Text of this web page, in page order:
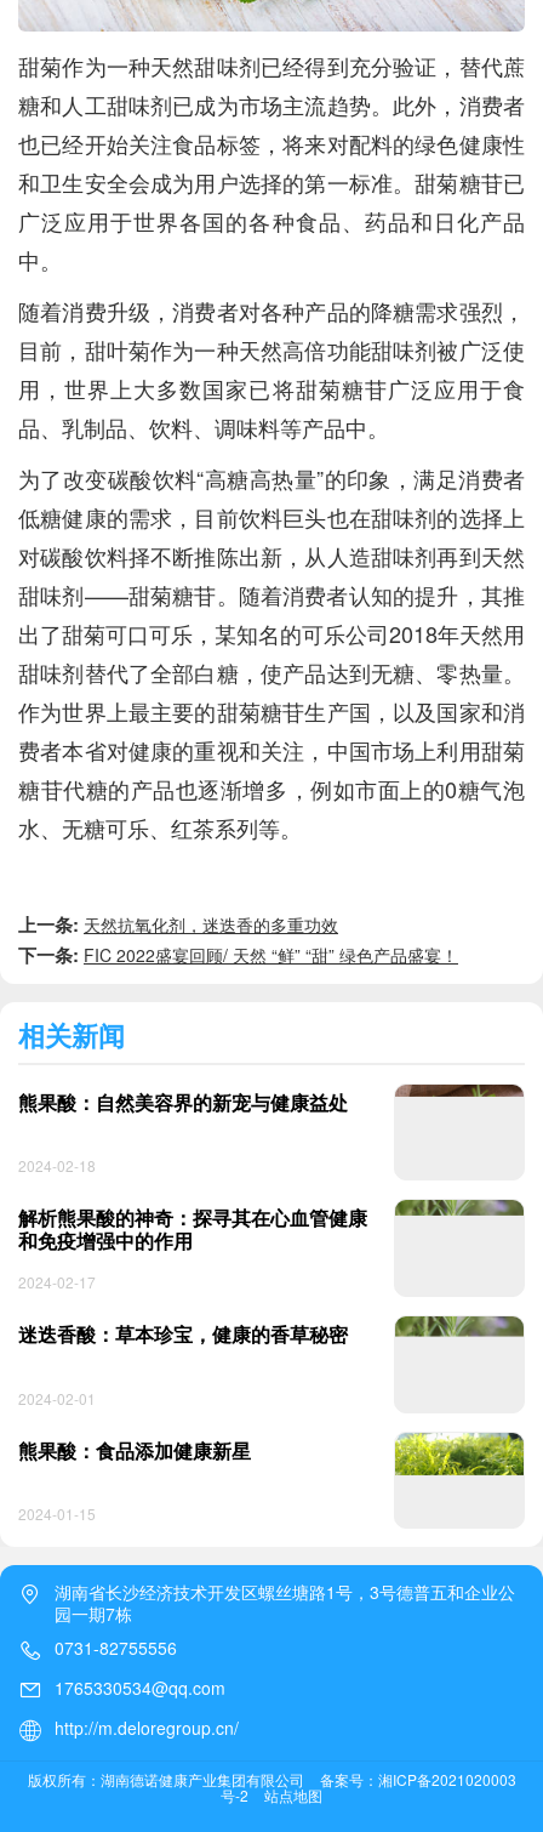
甜菊作为一种天然甜味剂已经得到充分验证，替代蔗
糖和人工甜味剂已成为市场主流趋势。此外，消费者
也已经开始关注食品标签，将来对配料的绿色健康性
和卫生安全会成为用户选择的第一标准。甜菊糖苷已
广泛应用于世界各国的各种食品、药品和日化产品
中。
随着消费升级，消费者对各种产品的降糖需求强烈，
目前，甜叶菊作为一种天然高倍功能甜味剂被广泛使
用，世界上大多数国家已将甜菊糖苷广泛应用于食
品、乳制品、饮料、调味料等产品中。
为了改变碳酸饮料“高糖高热量”的印象，满足消费者
低糖健康的需求，目前饮料巨头也在甜味剂的选择上
对碳酸饮料择不断推陈出新，从人造甜味剂再到天然
甜味剂——甜菊糖苷。随着消费者认知的提升，其推
出了甜菊可口可乐，某知名的可乐公司2018年天然用
甜味剂替代了全部白糖，使产品达到无糖、零热量。
作为世界上最主要的甜菊糖苷生产国，以及国家和消
费者本省对健康的重视和关注，中国市场上利用甜菊
糖苷代糖的产品也逐渐增多，例如市面上的0糖气泡
水、无糖可乐、红茶系列等。
上一条: 天然抗氧化剂，迷迭香的多重功效
下一条: FIC 2022盛宴回顾/ 天然 “鲜” “甜” 绿色产品盛宴！
相关新闻
熊果酸：自然美容界的新宠与健康益处
2024-02-18
解析熊果酸的神奇：探寻其在心血管健康
和免疫增强中的作用
2024-02-17
迷迭香酸：草本珍宝，健康的香草秘密
2024-02-01
熊果酸：食品添加健康新星
2024-01-15
湖南省长沙经济技术开发区螺丝塘路1号，3号德普五和企业公
园一期7栋
0731-82755556
1765330534@qq.com
http://m.deloregroup.cn/
版权所有：湖南德诺健康产业集团有限公司 备案号：湘ICP备2021020003
号-2 站点地图